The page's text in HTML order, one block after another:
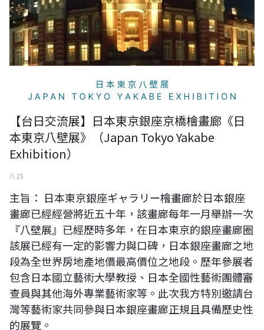
【台日交流展】日本東京銀座京橋檜畫廊《日
本東京八壁展》（Japan Tokyo Yakabe
Exhibition）
八 25
主旨： 日本東京銀座ギャラリー檜畫廊於日本銀座
畫廊已經經營將近五十年，該畫廊每年一月舉辦一次
『八壁展』已經歷時多年，在日本東京的銀座畫廊圈
該展已經有一定的影響力與口碑，日本銀座畫廊之地
段為全世界房地產地價最高價位之地段。歷年參展者
包含日本國立藝術大學教授、日本全國性藝術團體審
查員與其他海外專業藝術家等。此次我方特別邀請台
灣等藝術家共同參與日本銀座畫廊正規且具備歷史性
的展覽。